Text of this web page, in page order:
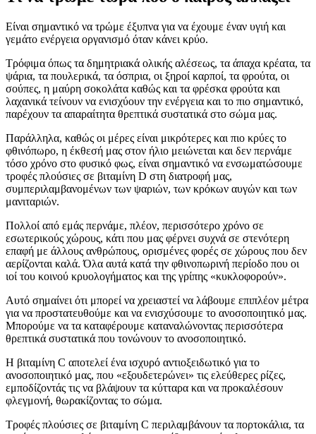
Είναι σημαντικό να τρώμε έξυπνα για να έχουμε έναν υγιή και
γεμάτο ενέργεια οργανισμό όταν κάνει κρύο.
Τρόφιμα όπως τα δημητριακά ολικής αλέσεως, τα άπαχα κρέατα, τα
ψάρια, τα πουλερικά, τα όσπρια, οι ξηροί καρποί, τα φρούτα, οι
σούπες, η μαύρη σοκολάτα καθώς και τα φρέσκα φρούτα και
λαχανικά τείνουν να ενισχύουν την ενέργεια και το πιο σημαντικό,
παρέχουν τα απαραίτητα θρεπτικά συστατικά στο σώμα μας.
Παράλληλα, καθώς οι μέρες είναι μικρότερες και πιο κρύες το
φθινόπωρο, η έκθεσή μας στον ήλιο μειώνεται και δεν περνάμε
τόσο χρόνο στο φυσικό φως, είναι σημαντικό να ενσωματώσουμε
τροφές πλούσιες σε βιταμίνη D στη διατροφή μας,
συμπεριλαμβανομένων των ψαριών, των κρόκων αυγών και των
μανιταριών.
Πολλοί από εμάς περνάμε, πλέον, περισσότερο χρόνο σε
εσωτερικούς χώρους, κάτι που μας φέρνει συχνά σε στενότερη
επαφή με άλλους ανθρώπους, ορισμένες φορές σε χώρους που δεν
αερίζονται καλά. Όλα αυτά κατά την φθινοπωρινή περίοδο που οι
ιοί του κοινού κρυολογήματος και της γρίπης «κυκλοφορούν».
Αυτό σημαίνει ότι μπορεί να χρειαστεί να λάβουμε επιπλέον μέτρα
για να προστατευθούμε και να ενισχύσουμε το ανοσοποιητικό μας.
Μπορούμε να τα καταφέρουμε καταναλώνοντας περισσότερα
θρεπτικά συστατικά που τονώνουν το ανοσοποιητικό.
Η βιταμίνη C αποτελεί ένα ισχυρό αντιοξειδωτικό για το
ανοσοποιητικό μας, που «εξουδετερώνει» τις ελεύθερες ρίζες,
εμποδίζοντάς τις να βλάψουν τα κύτταρα και να προκαλέσουν
φλεγμονή, θωρακίζοντας το σώμα.
Τροφές πλούσιες σε βιταμίνη C περιλαμβάνουν τα πορτοκάλια, τα